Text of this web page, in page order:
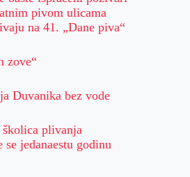
pivom ulicama
na 41. „Dane piva“
zove“
Duvanika bez vode
školica plivanja
se jedanaestu godinu